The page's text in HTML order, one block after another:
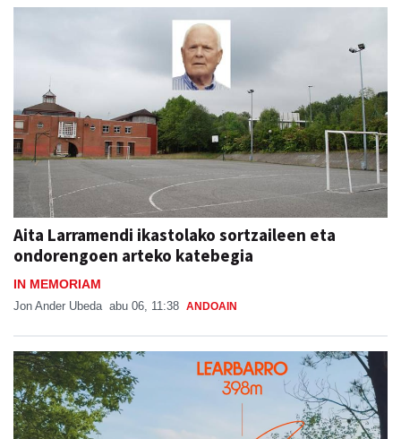
Aita Larramendi ikastolako sortzaileen eta
ondorengoen arteko katebegia
IN MEMORIAM
Jon Ander Ubeda abu 06, 11:38 ANDOAIN